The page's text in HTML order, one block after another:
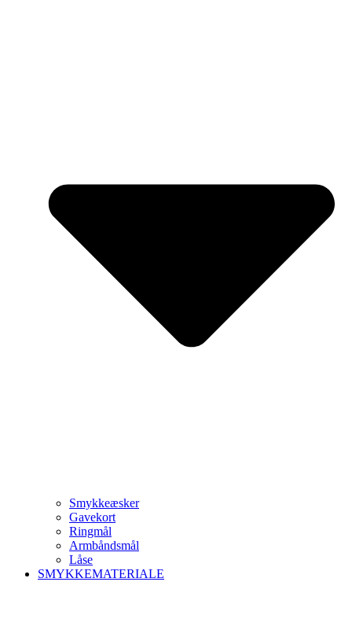
Smykkeæsker
Gavekort
Ringmål
Armbåndsmål
Låse
SMYKKEMATERIALE